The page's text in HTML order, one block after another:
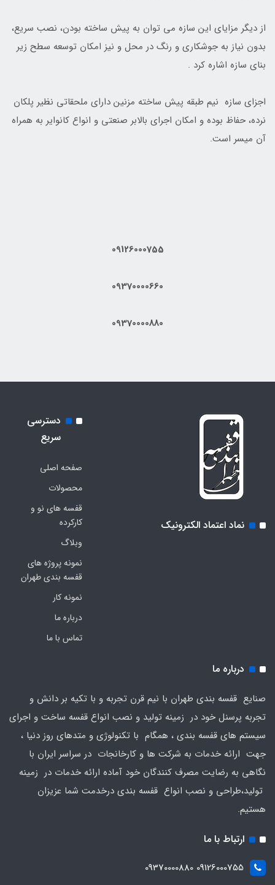
از دیگر مزایای این سازه می توان به پیش ساخته بودن، نصب سریع،
بدون نیاز به جوشکاری و رنگ در محل و نیز امکان توسعه سطح زیر
بنای سازه اشاره کرد .
اجزای سازه نیم طبقه پیش ساخته مزنین دارای ملحقاتی نظیر پلکان
نرده، حفاظ بوده و امکان اجرای بالابر صنعتی و انواع کانوایر به همراه
آن میسر است.
09126000755
09370000660
09370000880
نماد اعتماد الکترونیک
دسترسی
سریع
صفحه اصلی
محصولات
قفسه های نو و
کارکرده
وبلاگ
نمونه پروژه های
قفسه بندی طهران
نمونه کار
درباره ما
تماس با ما
درباره ما
صنایع قفسه بندی طهران با نیم قرن تجربه و با تکیه بر دانش و
تجربه پرسنل خود در زمینه تولید و نصب انواع قفسه ساخت و اجرای
سیستم های قفسه بندی ، همگام با تکنولوژی و متدهای روز دنیا ،
جهت ارائه خدمات به شرکت ها و کارخانجات در سراسر ایران با
نگاهی به رضایت مصرف کنندگان خود آماده ارائه خدمات در زمینه
تولید،طراحی و نصب انواع قفسه بندی درخدمت شما عزیزان
هستیم.
ارتباط با ما
09126000755 09370000880